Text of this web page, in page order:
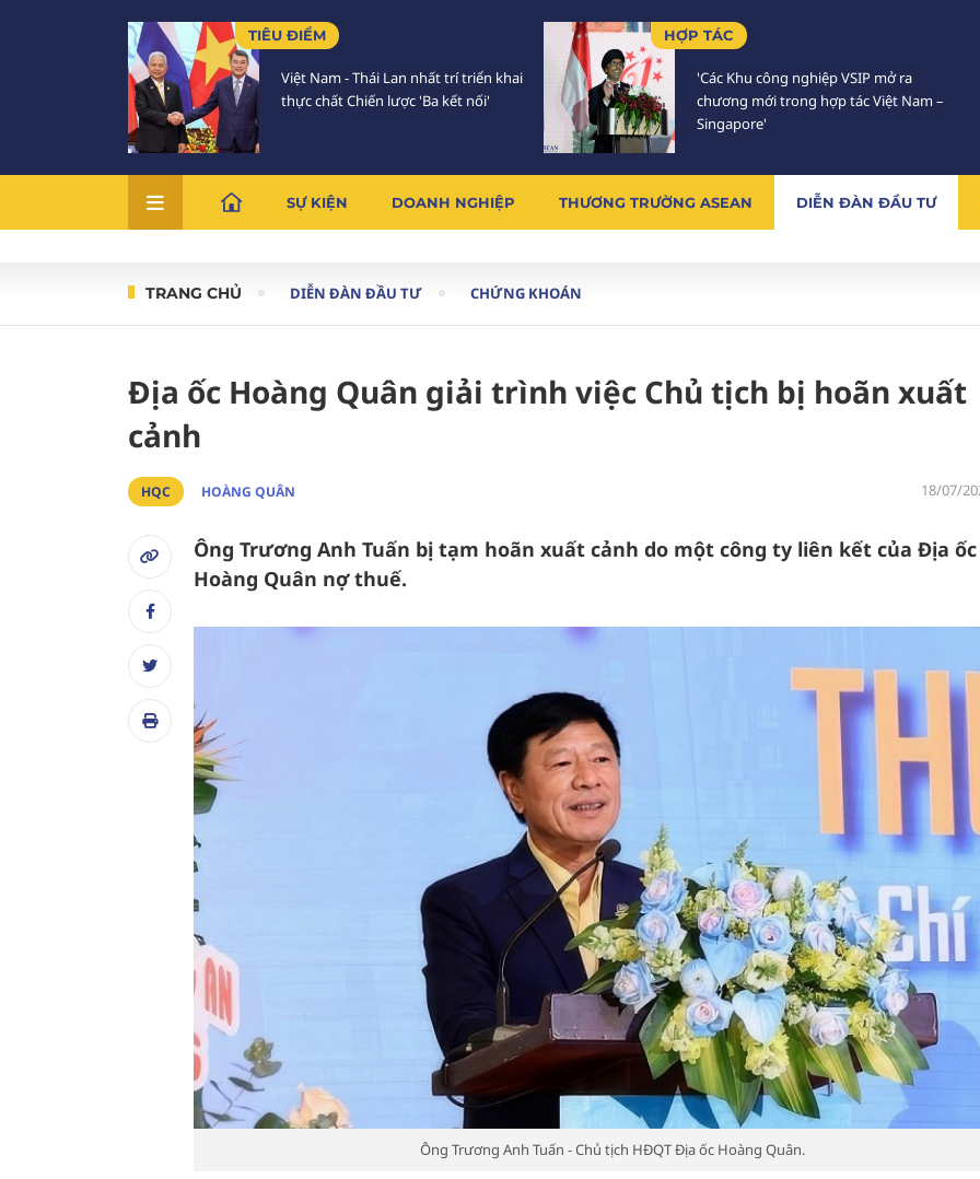
TIÊU ĐIỂM
Việt Nam - Thái Lan nhất trí triển khai
thực chất Chiến lược 'Ba kết nối'
HỢP TÁC
'Các Khu công nghiệp VSIP mở ra
chương mới trong hợp tác Việt Nam –
Singapore'
SỰ KIỆN DOANH NGHIỆP THƯƠNG TRƯỜNG ASEAN DIỄN ĐÀN ĐẦU TƯ
TRANG CHỦ DIỄN ĐÀN ĐẦU TƯ CHỨNG KHOÁN
Địa ốc Hoàng Quân giải trình việc Chủ tịch bị hoãn xuất
cảnh
HQC HOÀNG QUÂN 18/07/
Ông Trương Anh Tuấn bị tạm hoãn xuất cảnh do một công ty liên kết của Địa ốc
Hoàng Quân nợ thuế.
Ông Trương Anh Tuấn - Chủ tịch HĐQT Địa ốc Hoàng Quân.